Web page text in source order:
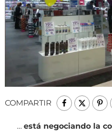
COMPARTIR
… está negociando la